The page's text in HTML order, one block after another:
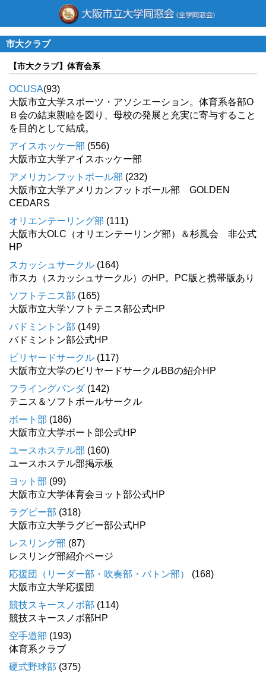
市大クラブ
【市大クラブ】体育会系
OCUSA(93)
大阪市立大学スポーツ・アソシエーション。体育系各部О
Ｂ会の結束親睦を図り、母校の発展と充実に寄与すること
を目的として結成。
アイスホッケー部 (556)
大阪市立大学アイスホッケー部
アメリカンフットボール部 (232)
大阪市立大学アメリカンフットボール部 GOLDEN
CEDARS
オリエンテーリング部 (111)
大阪市大OLC（オリエンテーリング部）＆杉風会 非公式
HP
スカッシュサークル (164)
市スカ（スカッシュサークル）のHP。PC版と携帯版あり
ソフトテニス部 (165)
大阪市立大学ソフトテニス部公式HP
バドミントン部 (149)
バドミントン部公式HP
ビリヤードサークル (117)
大阪市立大学のビリヤードサークルBBの紹介HP
フライングパンダ(142)
テニス＆ソフトボールサークル
ボート部 (186)
大阪市立大学ボート部公式HP
ユースホステル部 (160)
ユースホステル部掲示板
ヨット部 (99)
大阪市立大学体育会ヨット部公式HP
ラグビー部 (318)
大阪市立大学ラグビー部公式HP
レスリング部 (87)
レスリング部紹介ページ
応援団（リーダー部・吹奏部・バトン部）
(168)
大阪市立大学応援団
競技スキースノボ部 (114)
競技スキースノボ部HP
空手道部 (193)
体育系クラブ
硬式野球部 (375)